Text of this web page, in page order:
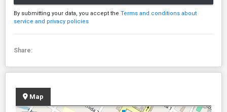
By submitting your data, you accept the Terms and conditions about
service and privacy policies
Share:
Map